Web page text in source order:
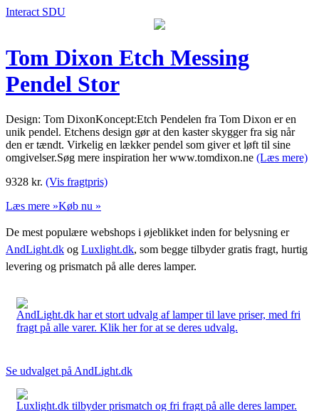
Interact SDU
Tom Dixon Etch Messing
Pendel Stor
Design: Tom DixonKoncept:Etch Pendelen fra Tom Dixon er en
unik pendel. Etchens design gør at den kaster skygger fra sig når
den er tændt. Virkelig en lækker pendel som giver et løft til sine
omgivelser.Søg mere inspiration her www.tomdixon.ne (Læs mere)
9328 kr. (Vis fragtpris)
Læs mere »Køb nu »
De mest populære webshops i øjeblikket inden for belysning er
AndLight.dk og Luxlight.dk, som begge tilbyder gratis fragt, hurtig
levering og prismatch på alle deres lamper.
AndLight.dk har et stort udvalg af lamper til lave priser, med fri
fragt på alle varer. Klik her for at se deres udvalg.
Se udvalget på AndLight.dk
Luxlight.dk tilbyder prismatch og fri fragt på alle deres lamper.